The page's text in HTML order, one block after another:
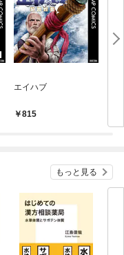
エイハブ
815
もっと見る